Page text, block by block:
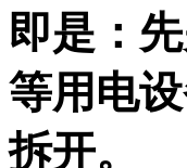
即是：
等用电
拆开。